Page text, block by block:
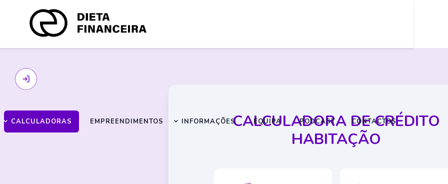
CALCULADORAS EMPREENDIMENTOS INFORMAÇÕES EQUIPA PODCAST CONTACTOS
CALCULADORA DE CRÉDITO
HABITAÇÃO